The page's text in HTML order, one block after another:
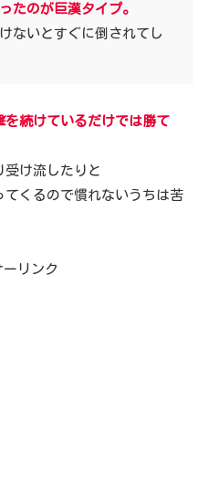
たのが巨漢タイプ。
ないとすぐに倒されてし
を続けているだけでは勝て
受け流したりと
くるので慣れないうちは苦
ーリンク